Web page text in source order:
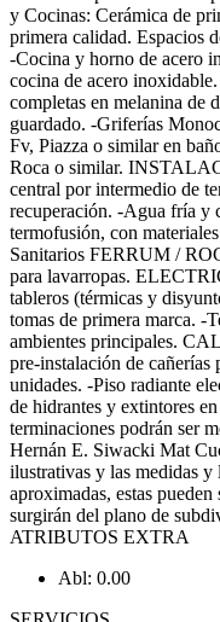
y Cocinas: Cerámica de
primera calidad. Espacios
-Cocina y horno de acero
cocina de acero
completas en melanina de
guardado. -Griferías
Fv, Piazza o similar en
Roca o similar.
central por intermedio de
recuperación. -Agua fría y
termofusión, con
Sanitarios FERRUM /
para lavarropas.
tableros (térmicas y
tomas de primera marca. -
ambientes principales.
pre-instalación de cañerías
unidades. -Piso radiante
de hidrantes y extintores
terminaciones podrán ser
Hernán E. Siwacki Mat
ilustrativas y las medidas
aproximadas, estas
surgirán del plano de
ATRIBUTOS EXTRA
Abl: 0.00